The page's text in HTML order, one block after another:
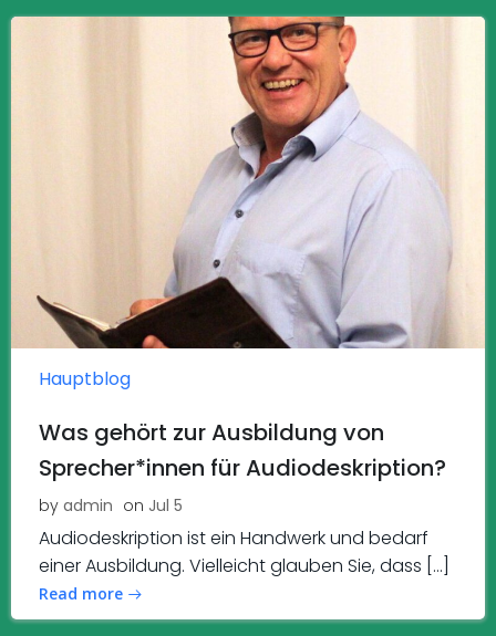
Hauptblog
Was gehört zur Ausbildung von
Sprecher*innen für Audiodeskription?
by admin on Jul 5
Audiodeskription ist ein Handwerk und bedarf
einer Ausbildung. Vielleicht glauben Sie, dass […]
Read more